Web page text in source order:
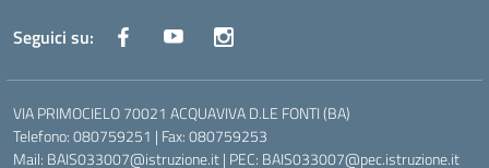
Seguici su:
VIA PRIMOCIELO 70021 ACQUAVIVA D.LE FONTI (BA)
Telefono: 080759251 | Fax: 080759253
Mail: BAIS033007@istruzione.it | PEC: BAIS033007@pec.istruzione.it